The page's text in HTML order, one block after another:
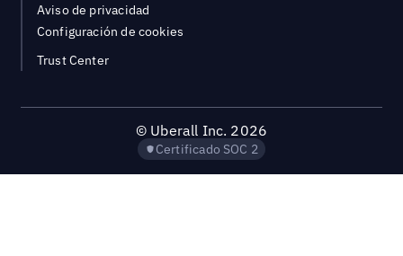
Aviso de privacidad
Configuración de cookies
Trust Center
© Uberall Inc. 2026
Certificado SOC 2